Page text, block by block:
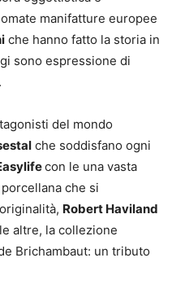
manifatture europee
che hanno fatto la storia in
sono espressione di
del mondo
che soddisfano ogni
con le una vasta
che si
Robert Haviland
altre, la collezione
Brichambaut: un tributo